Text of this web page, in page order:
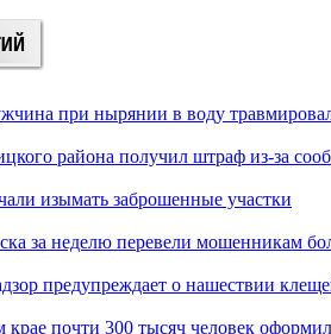
при нырянии в воду
района получил штраф из-за
изымать заброшенные участки
за неделю перевели мошенникам
предупреждает о нашествии
почти 300 тысяч человек